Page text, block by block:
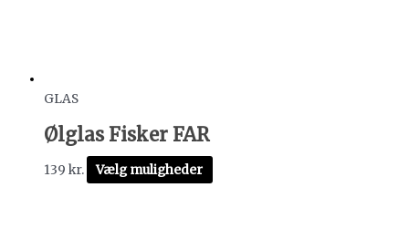
GLAS
Ølglas Fisker FAR
139 kr. Vælg muligheder